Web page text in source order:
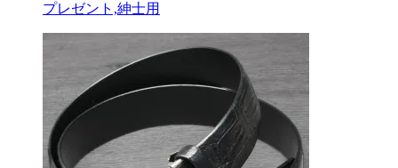
プレゼント,紳士用